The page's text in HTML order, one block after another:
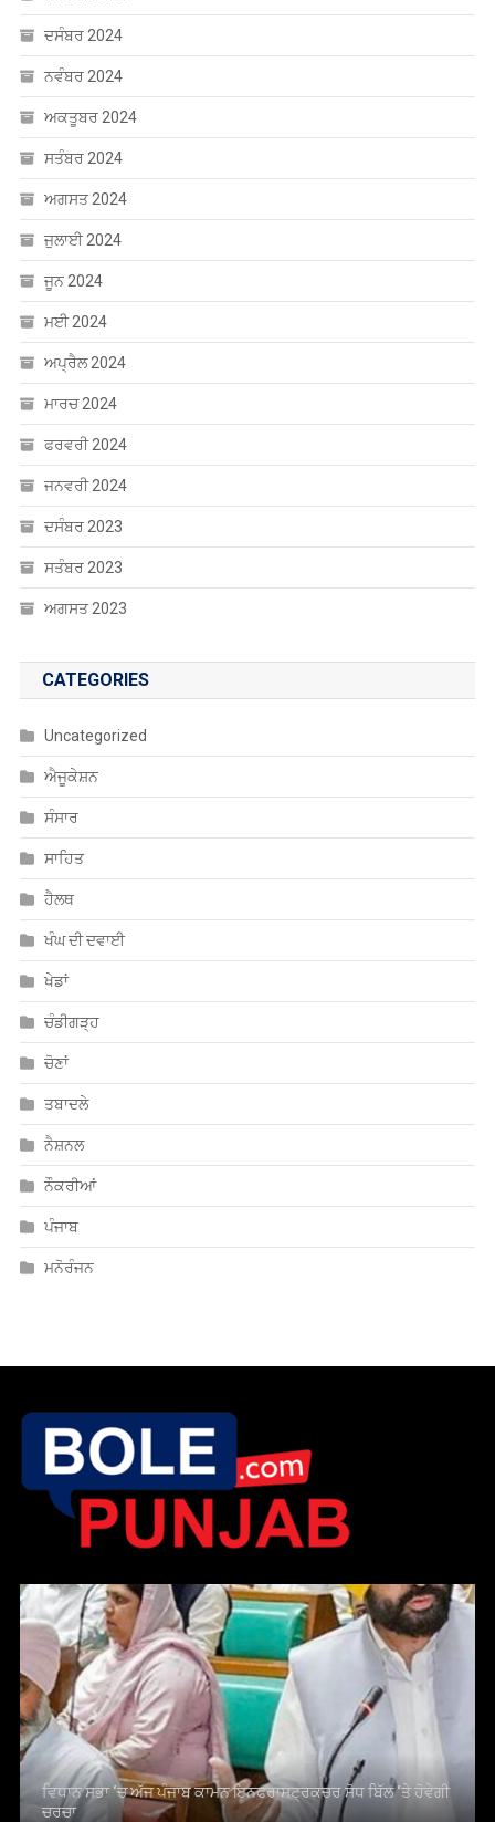
ਦਸੰਬਰ 2024
ਨਵੰਬਰ 2024
ਸਤੰਬਰ 2024
ਜੁਲਾਈ 2024
ਮਈ 2024
ਅਪ੍ਰੈਲ 2024
ਫਰਵਰੀ 2024
ਜਨਵਰੀ 2024
ਦਸੰਬਰ 2023
ਸਤੰਬਰ 2023
CATEGORIES
ਐਜੂਕੇਸ਼ਨ
ਸੰਸਾਰ
ਸਾਹਿਤ
ਹੈਲਥ
ਖੰਘ ਦੀ ਦਵਾਈ
ਖੇਡਾਂ
ਚੰਡੀਗੜ੍ਹ
ਚੋਣਾਂ
ਤਬਾਦਲੇ
ਨੈਸ਼ਨਲ
ਨੌਕਰੀਆਂ
ਪੰਜਾਬ
ਮਨੋਰੰਜਨ
ਵਿਧਾਨ ਸਭਾ ‘ਚ ਅੱਜ ਪੰਜਾਬ ਕਾਮਨ ਇਨਫਰਾਸਟ੍ਰਕਚਰ ਸੋਧ ਬਿੱਲ ‘ਤੇ ਹੋਵੇਗੀ
ਚਰਚਾ